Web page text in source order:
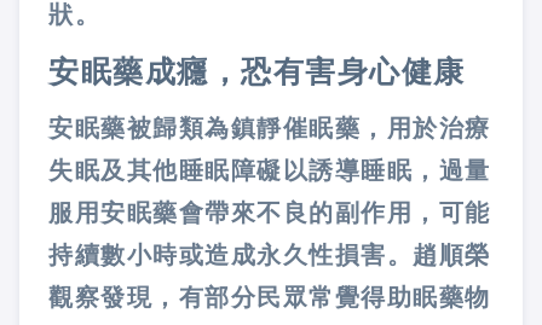
狀。
安眠藥成癮，恐有害身心健康
安眠藥被歸類為鎮靜催眠藥，用於治療
失眠及其他睡眠障礙以誘導睡眠，過量
服用安眠藥會帶來不良的副作用，可能
持續數小時或造成永久性損害。趙順榮
觀察發現，有部分民眾常覺得助眠藥物